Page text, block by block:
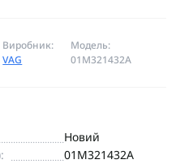
Виробник:
VAG
Модель:
01M321432A
Новий
01M321432A